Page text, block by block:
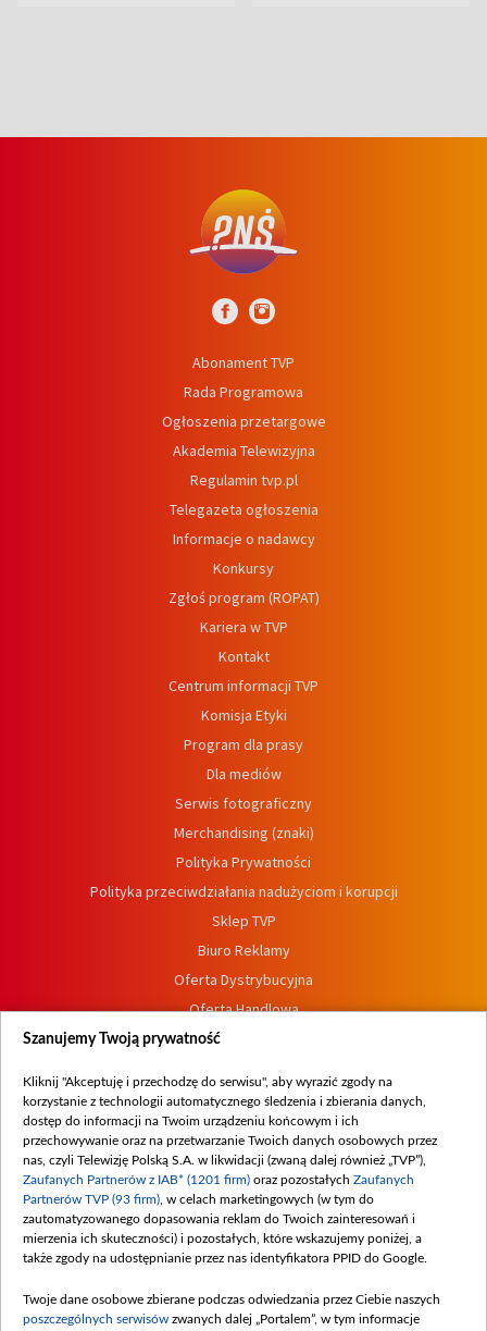
Abonament TVP
Rada Programowa
Ogłoszenia przetargowe
Akademia Telewizyjna
Regulamin tvp.pl
Telegazeta ogłoszenia
Informacje o nadawcy
Konkursy
Zgłoś program (ROPAT)
Kariera w TVP
Kontakt
Centrum informacji TVP
Komisja Etyki
Program dla prasy
Dla mediów
Serwis fotograficzny
Merchandising (znaki)
Polityka Prywatności
Polityka przeciwdziałania nadużyciom i korupcji
Sklep TVP
Biuro Reklamy
Oferta Dystrybucyjna
Oferta Handlowa
Dostępność
Procedura zgłoszeń wewnętrznych
Szanujemy Twoją prywatność
Kliknij "Akceptuję i przechodzę do serwisu", aby wyrazić zgody na
korzystanie z technologii automatycznego śledzenia i zbierania danych,
dostęp do informacji na Twoim urządzeniu końcowym i ich
przechowywanie oraz na przetwarzanie Twoich danych osobowych przez
nas, czyli Telewizję Polską S.A. w likwidacji (zwaną dalej również „TVP”),
Zaufanych Partnerów z IAB* (1201 firm) oraz pozostałych Zaufanych
Partnerów TVP (93 firm) , w celach marketingowych (w tym do
zautomatyzowanego dopasowania reklam do Twoich zainteresowań i
mierzenia ich skuteczności) i pozostałych, które wskazujemy poniżej, a
także zgody na udostępnianie przez nas identyfikatora PPID do Google.
Twoje dane osobowe zbierane podczas odwiedzania przez Ciebie naszych
poszczególnych serwisów zwanych dalej „Portalem”, w tym informacje